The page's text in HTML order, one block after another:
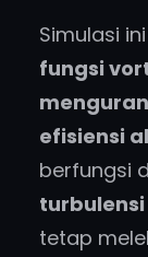
Simulasi
fungsi
efisiensi
berfungsi
turbulensi
tetap